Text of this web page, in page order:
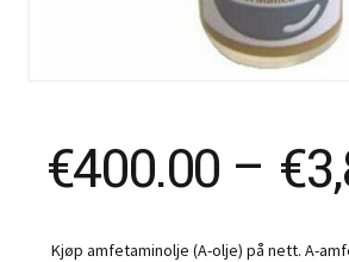
€400.00 – €
Kjøp amfetaminolje (A-olje) på nett. A-